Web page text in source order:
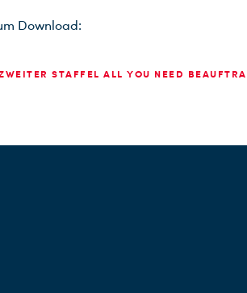
Download:
STAFFEL ALL YOU NEED